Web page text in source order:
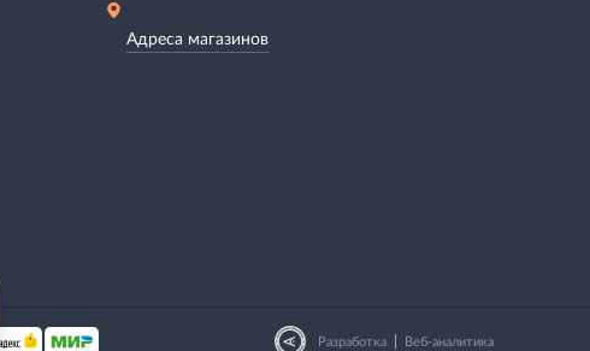
Адреса магазинов
Разработка Веб-аналитика